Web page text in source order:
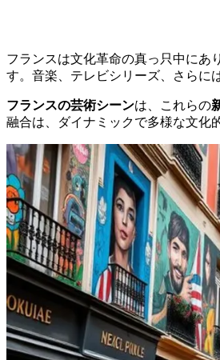
フランスは文化革命の真っ只中にあ
す。音楽、テレビシリーズ、さらに
フランスの芸術シーンは、これらの
融合は、ダイナミックで多様な文化